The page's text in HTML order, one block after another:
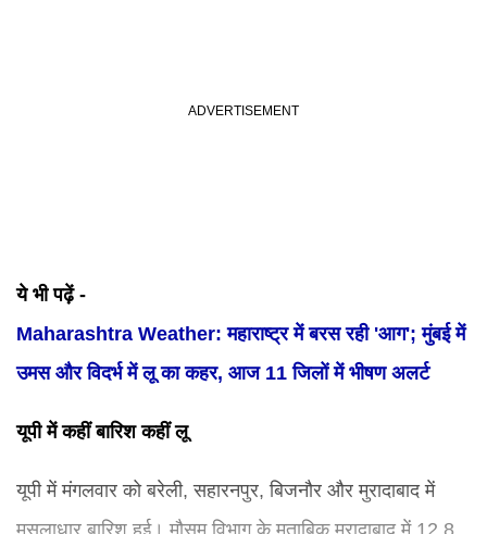
ये भी पढ़ें -
Maharashtra Weather: महाराष्ट्र में बरस रही 'आग'; मुंबई में
उमस और विदर्भ में लू का कहर, आज 11 जिलों में भीषण अलर्ट
यूपी में कहीं बारिश कहीं लू
यूपी में मंगलवार को बरेली, सहारनपुर, बिजनौर और मुरादाबाद में
मूसलाधार बारिश हुई। मौसम विभाग के मुताबिक मुरादाबाद में 12.8